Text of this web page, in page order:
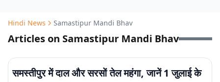
Hindi News Samastipur Mandi Bhav
Articles on Samastipur Mandi Bhav
समस्तीपुर में दाल और सरसों तेल महंगा, जानें 1 जुलाई के